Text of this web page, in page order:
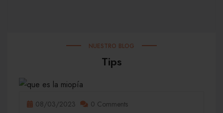
NUESTRO BLOG
Tips
08/03/2023 0 Comments